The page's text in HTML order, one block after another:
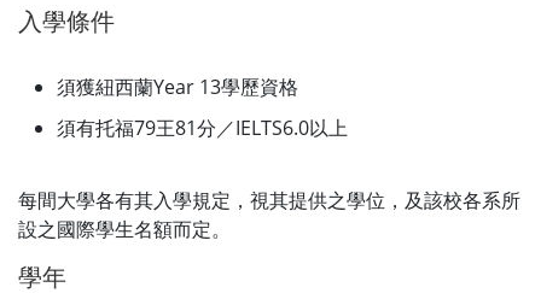
入學條件
須獲紐西蘭Year 13學歷資格
須有托福79王81分／IELTS6.0以上
每間大學各有其入學規定，視其提供之學位，及該校各系所
設之國際學生名額而定。
學年